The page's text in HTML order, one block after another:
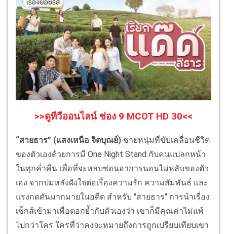
>>ดูทีวีออนไลน์ ช่อง 9 MCOT HD 30<<
“สายธาร” (แสงเหนือ จิตบุณย์) ชายหนุ่มที่ขับเคลื่อนชีวิต
ของตัวเองด้วยการมี One Night Stand กับคนแปลกหน้า
ในทุกค่ำคืน เพื่อที่จะหลบซ่อนอาการนอนไม่หลับของตัว
เอง จากปมหลังฝังใจต่อเรื่องความรัก ความสัมพันธ์ และ
แรงกดดันมากมายในอดีต สำหรับ "สายธาร" การนำเรื่อง
เซ็กส์เข้ามาเพื่อตอกย้ำกับตัวเองว่า เขาก็มีคุณค่าไม่แพ้
ไปกว่าใคร ใครที่ว่าคงจะหมายถึงการถูกเปรียบเทียบเขา